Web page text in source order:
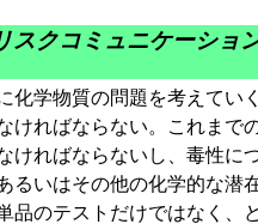
スクコミュニケーショ
化学物質の問題を考えてい
ければならない。これまで
ければならないし、毒性に
るいはその他の化学的な潜
品のテストだけではなく、